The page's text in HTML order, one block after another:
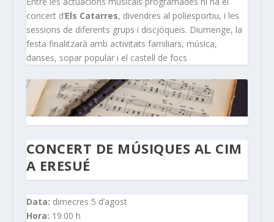
concert d’Els Catarres, divendres al poliesportiu, i les
sessions de diferents grups i discjòqueis. Diumenge, la
festa finalitzarà amb activitats familiars, música,
danses, sopar popular i el castell de focs
CONCERT DE MÚSIQUES AL CIM
A ERESUÉ
Data: dimecres 5 d’agost
Hora: 19.00 h